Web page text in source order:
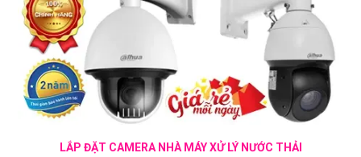
LẮP ĐẶT CAMERA NHÀ MÁY XỬ LÝ NƯỚC THẢI